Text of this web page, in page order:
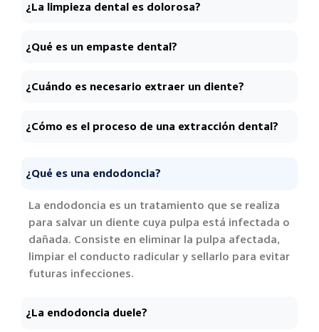
¿La limpieza dental es dolorosa?
¿Qué es un empaste dental?
¿Cuándo es necesario extraer un diente?
¿Cómo es el proceso de una extracción dental?
¿Qué es una endodoncia?
La endodoncia es un tratamiento que se realiza
para salvar un diente cuya pulpa está infectada o
dañada. Consiste en eliminar la pulpa afectada,
limpiar el conducto radicular y sellarlo para evitar
futuras infecciones.
¿La endodoncia duele?